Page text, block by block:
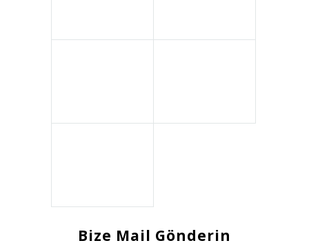
Bize Mail Gönderin